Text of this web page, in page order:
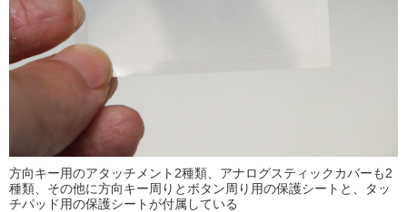
方向キー用のアタッチメント2種類、アナログスティックカバーも2
種類、その他に方向キー周りとボタン周り用の保護シートと、タッ
チパッド用の保護シートが付属している